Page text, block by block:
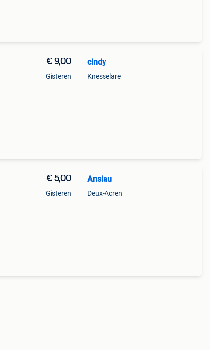
€ 9,00
Gisteren
cindy
Knesselare
€ 5,00
Gisteren
Ansiau
Deux-Acren